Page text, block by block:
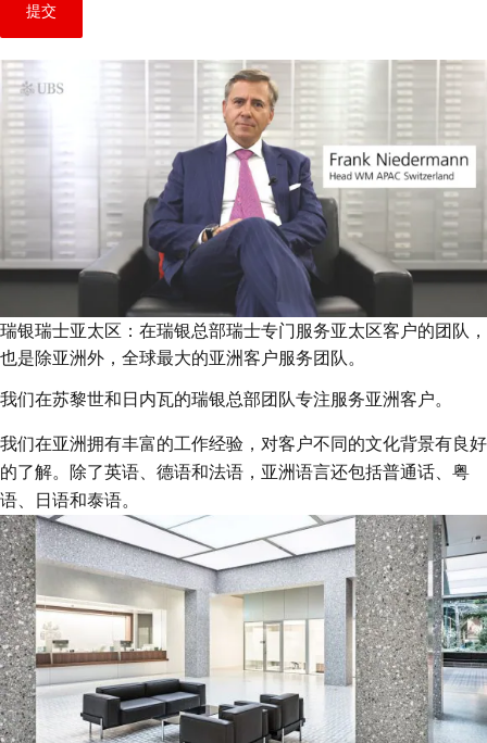
提交
瑞银瑞士亚太区：在瑞银总部瑞士专门服务亚太区客户的团队，
也是除亚洲外，全球最大的亚洲客户服务团队。
我们在苏黎世和日内瓦的瑞银总部团队专注服务亚洲客户。
我们在亚洲拥有丰富的工作经验，对客户不同的文化背景有良好
的了解。除了英语、德语和法语，亚洲语言还包括普通话、粤
语、日语和泰语。